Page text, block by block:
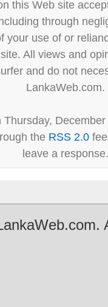
this Web site
through
your use of or
All views and
and do not
LankaWeb.com.
the RSS 2.0
leave a response.